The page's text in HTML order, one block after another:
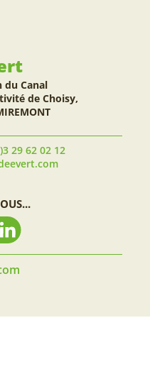
du Canal
de Choisy,
29 62 02 12